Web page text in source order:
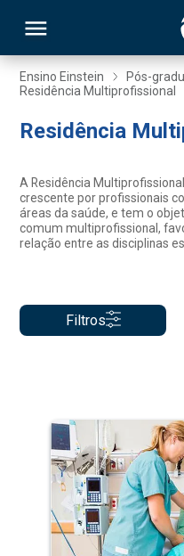
Ensino Einstein Pós-
Residência Multiprofissional
Residência
A Residência
crescente por profissionais
áreas da saúde, e tem o
comum multiprofissional,
relação entre as disciplinas
Filtros